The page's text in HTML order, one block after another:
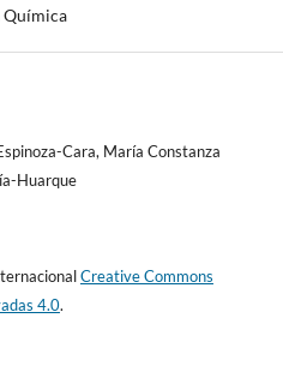
Química
Cara, María Constanza
Huarque
Creative Commons
4.0.